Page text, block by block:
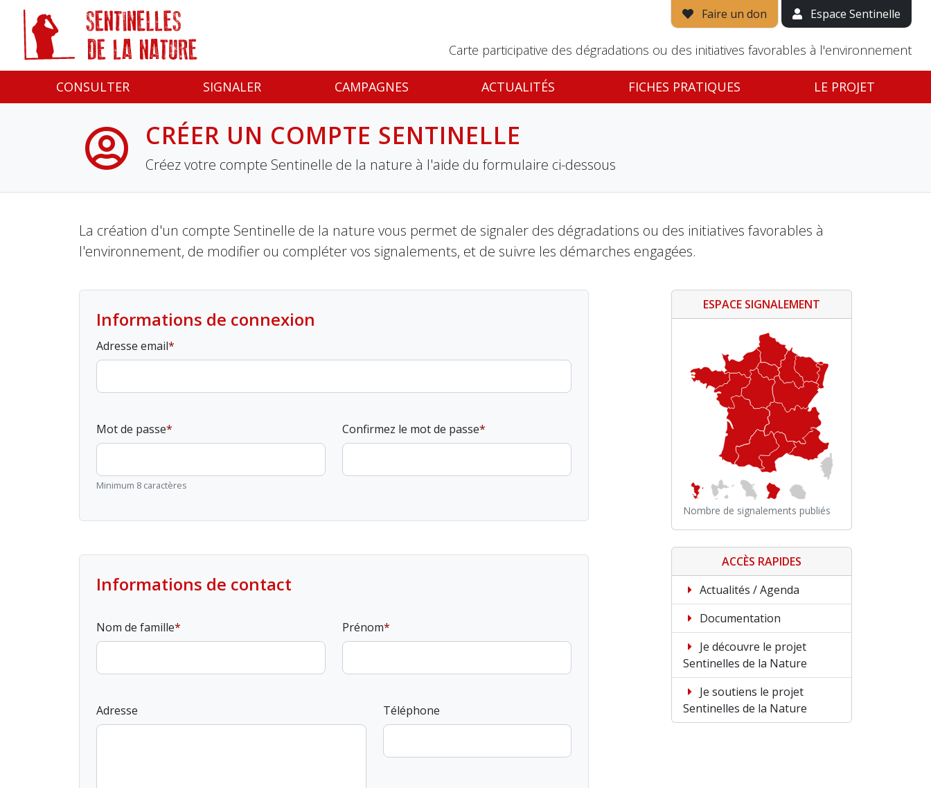
Faire un don Espace Sentinelle
Carte participative des dégradations ou des initiatives favorables à l'environnement
CONSULTER SIGNALER CAMPAGNES ACTUALITÉS FICHES PRATIQUES LE PROJET
CRÉER UN COMPTE SENTINELLE
Créez votre compte Sentinelle de la nature à l'aide du formulaire ci-dessous
La création d'un compte Sentinelle de la nature vous permet de signaler des dégradations ou des initiatives favorables à
l'environnement, de modifier ou compléter vos signalements, et de suivre les démarches engagées.
Informations de connexion
Adresse email
Mot de passe
Minimum 8 caractères
Confirmez le mot de passe
Informations de contact
Nom de famille Prénom
Adresse Téléphone
ESPACE SIGNALEMENT
Nombre de signalements publiés
ACCÈS RAPIDES
Actualités / Agenda
Documentation
Je découvre le projet
Sentinelles de la Nature
Je soutiens le projet
Sentinelles de la Nature
Panneau de gestion des cookies